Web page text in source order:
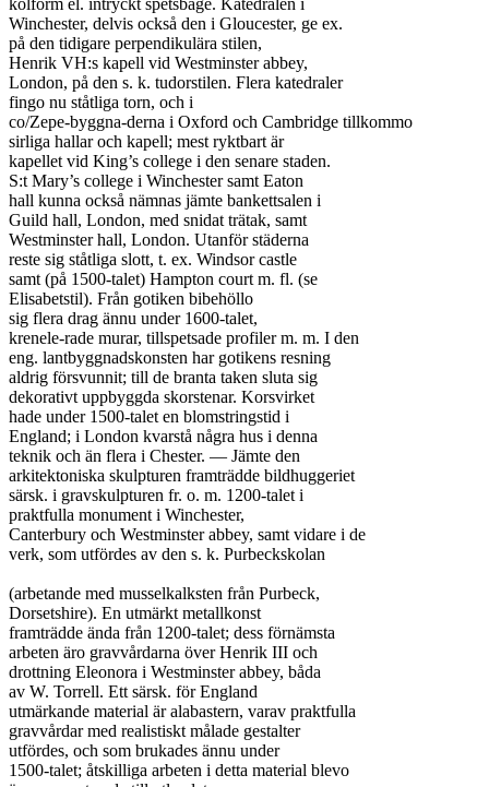
kölform el. intryckt spetsbåge. Katedralen i
Winchester, delvis också den i Gloucester, ge ex.
på den tidigare perpendikulära stilen,
Henrik VH:s kapell vid Westminster abbey,
London, på den s. k. tudorstilen. Flera katedraler
fingo nu ståtliga torn, och i
co/Zepe-byggna-derna i Oxford och Cambridge tillkommo
sirliga hallar och kapell; mest ryktbart är
kapellet vid King’s college i den senare staden.
S:t Mary’s college i Winchester samt Eaton
hall kunna också nämnas jämte bankettsalen i
Guild hall, London, med snidat trätak, samt
Westminster hall, London. Utanför städerna
reste sig ståtliga slott, t. ex. Windsor castle
samt (på 1500-talet) Hampton court m. fl. (se
Elisabetstil). Från gotiken bibehöllo
sig flera drag ännu under 1600-talet,
krenele-rade murar, tillspetsade profiler m. m. I den
eng. lantbyggnadskonsten har gotikens resning
aldrig försvunnit; till de branta taken sluta sig
dekorativt uppbyggda skorstenar. Korsvirket
hade under 1500-talet en blomstringstid i
England; i London kvarstå några hus i denna
teknik och än flera i Chester. — Jämte den
arkitektoniska skulpturen framträdde bildhuggeriet
särsk. i gravskulpturen fr. o. m. 1200-talet i
praktfulla monument i Winchester,
Canterbury och Westminster abbey, samt vidare i de
verk, som utfördes av den s. k. Purbeckskolan
(arbetande med musselkalksten från Purbeck,
Dorsetshire). En utmärkt metallkonst
framträdde ända från 1200-talet; dess förnämsta
arbeten äro gravvårdarna över Henrik III och
drottning Eleonora i Westminster abbey, båda
av W. Torrell. Ett särsk. för England
utmärkande material är alabastern, varav praktfulla
gravvårdar med realistiskt målade gestalter
utfördes, och som brukades ännu under
1500-talet; åtskilliga arbeten i detta material blevo